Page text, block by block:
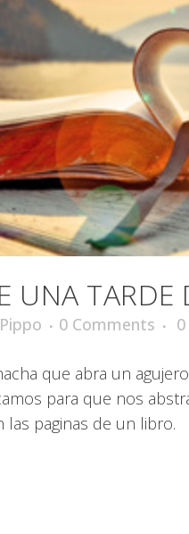
UNA TARDE
Pippo 0 Comments 0
que abra un
para que nos
paginas de un libro.